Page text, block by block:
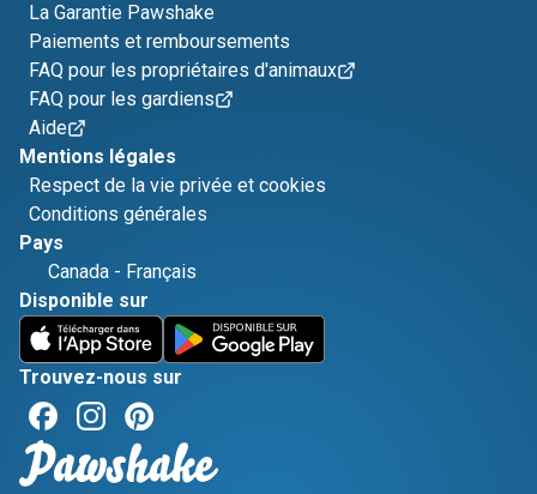
La Garantie Pawshake
Paiements et remboursements
FAQ pour les propriétaires d'animaux
FAQ pour les gardiens
Aide
Mentions légales
Respect de la vie privée et cookies
Conditions générales
Pays
Canada - Français
Disponible sur
Trouvez-nous sur